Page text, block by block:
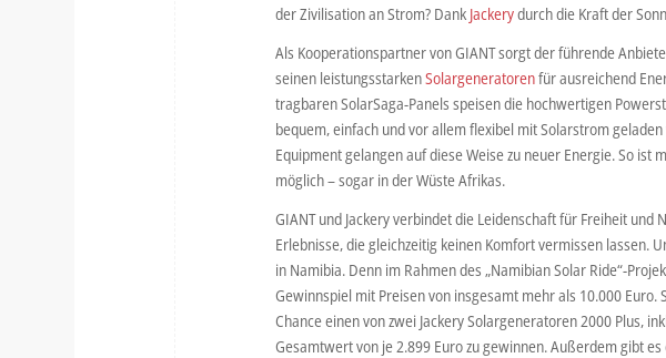
der Zivilisation an Strom? Dank Jackerydurch die Kraft der
Als Kooperationspartner von GIANT sorgt der führende
seinen leistungsstarkenSolargeneratorenfür ausreichend
tragbaren SolarSaga-Panels speisen die hochwertigen
bequem, einfach und vor allem flexibel mit Solarstrom
Equipment gelangen auf diese Weise zu neuer Energie. So ist
möglich – sogar in der Wüste Afrikas.
GIANT und Jackery verbindet die Leidenschaft für Freiheit
Erlebnisse, die gleichzeitig keinen Komfort vermissen lassen.
in Namibia. Denn im Rahmen des „Namibian Solar Ride“-
Gewinnspiel mit Preisen von insgesamt mehr als 10.000 Euro.
Chance einen von zwei Jackery Solargeneratoren 2000 Plus,
Gesamtwert von je 2.899 Euro zu gewinnen. Außerdem gibt es